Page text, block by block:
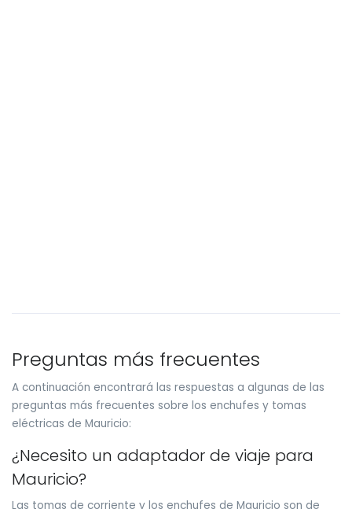
Preguntas más frecuentes
A continuación encontrará las respuestas a algunas de las
preguntas más frecuentes sobre los enchufes y tomas
eléctricas de Mauricio:
¿Necesito un adaptador de viaje para
Mauricio?
Las tomas de corriente y los enchufes de Mauricio son de